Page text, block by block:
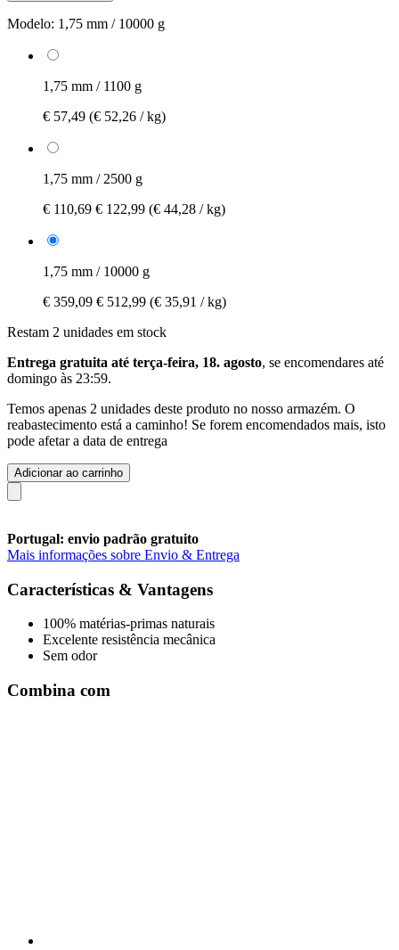
Modelo: 1,75 mm / 10000 g
1,75 mm / 1100 g
€ 57,49 (€ 52,26 / kg)
1,75 mm / 2500 g
€ 110,69 € 122,99 (€ 44,28 / kg)
1,75 mm / 10000 g
€ 359,09 € 512,99 (€ 35,91 / kg)
Restam 2 unidades em stock
Entrega gratuita até terça-feira, 18. agosto, se encomendares até
domingo às 23:59.
Temos apenas 2 unidades deste produto no nosso armazém. O
reabastecimento está a caminho! Se forem encomendados mais, isto
pode afetar a data de entrega
Adicionar ao carrinho
Portugal: envio padrão gratuito
Mais informações sobre Envio & Entrega
Características & Vantagens
100% matérias-primas naturais
Excelente resistência mecânica
Sem odor
Combina com